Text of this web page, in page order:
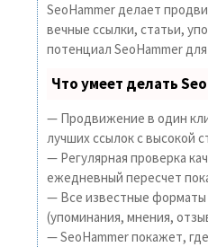
SeoHammer делает
вечные ссылки, статьи,
потенциал SeoHammer
Что умеет делать
— Продвижение в один
лучших ссылок с высокой
— Регулярная проверка
ежедневный пересчет
— Все известные форматы
(упоминания, мнения,
— SeoHammer покажет,